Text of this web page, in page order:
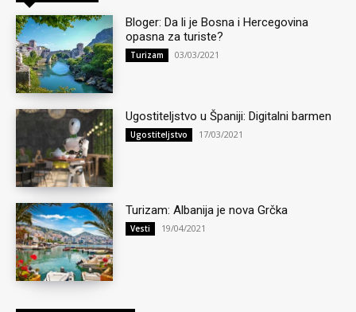
Bloger: Da li je Bosna i Hercegovina
opasna za turiste?
Turizam 03/03/2021
Ugostiteljstvo u Španiji: Digitalni barmen
Ugostiteljstvo 17/03/2021
Turizam: Albanija je nova Grčka
Vesti 19/04/2021